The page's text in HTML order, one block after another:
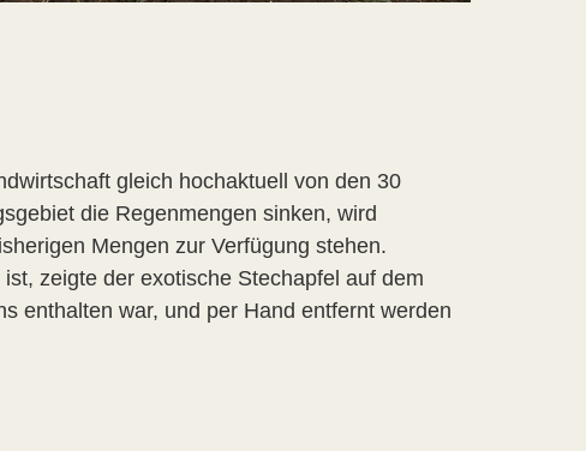
gleich hochaktuell von den 30
die Regenmengen sinken, wird
Mengen zur Verfügung stehen.
zeigte der exotische Stechapfel auf dem
enthalten war, und per Hand entfernt werden